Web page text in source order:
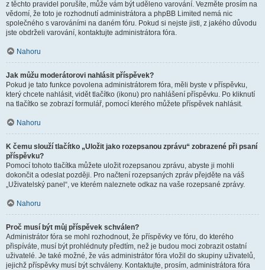
z těchto pravidel porušíte, může vám být uděleno varování. Vezměte prosím na
vědomí, že toto je rozhodnutí administrátora a phpBB Limited nemá nic
společného s varováními na daném fóru. Pokud si nejste jisti, z jakého důvodu
jste obdrželi varování, kontaktujte administrátora fóra.
Nahoru
Jak můžu moderátorovi nahlásit příspěvek?
Pokud je tato funkce povolena administrátorem fóra, měli byste v příspěvku,
který chcete nahlásit, vidět tlačítko (ikonu) pro nahlášení příspěvku. Po kliknutí
na tlačítko se zobrazí formulář, pomocí kterého můžete příspěvek nahlásit.
Nahoru
K čemu slouží tlačítko „Uložit jako rozepsanou zprávu“ zobrazené při psaní
příspěvku?
Pomocí tohoto tlačítka můžete uložit rozepsanou zprávu, abyste ji mohli
dokončit a odeslat později. Pro načtení rozepsaných zpráv přejděte na váš
„Uživatelský panel“, ve kterém naleznete odkaz na vaše rozepsané zprávy.
Nahoru
Proč musí být můj příspěvek schválen?
Administrátor fóra se mohl rozhodnout, že příspěvky ve fóru, do kterého
přispíváte, musí být prohlédnuty předtím, než je budou moci zobrazit ostatní
uživatelé. Je také možné, že vás administrátor fóra vložil do skupiny uživatelů,
jejichž příspěvky musí být schváleny. Kontaktujte, prosím, administrátora fóra